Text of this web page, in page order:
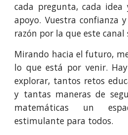
cada pregunta, cada idea
apoyo. Vuestra confianza
razón por la que este canal
Mirando hacia el futuro,
lo que está por venir.
explorar, tantos retos
y tantas maneras de
matemáticas un
estimulante para todos.